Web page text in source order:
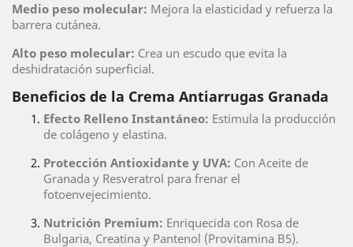
Medio peso molecular: Mejora la elasticidad y refuerza la
barrera cutánea.
Alto peso molecular: Crea un escudo que evita la
deshidratación superficial.
Beneficios de la Crema Antiarrugas Granada
Efecto Relleno Instantáneo: Estimula la producción
de colágeno y elastina.
Protección Antioxidante y UVA: Con Aceite de
Granada y Resveratrol para frenar el
fotoenvejecimiento.
Nutrición Premium: Enriquecida con Rosa de
Bulgaria, Creatina y Pantenol (Provitamina B5).